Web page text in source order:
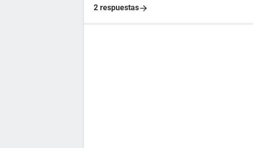
2 respuestas